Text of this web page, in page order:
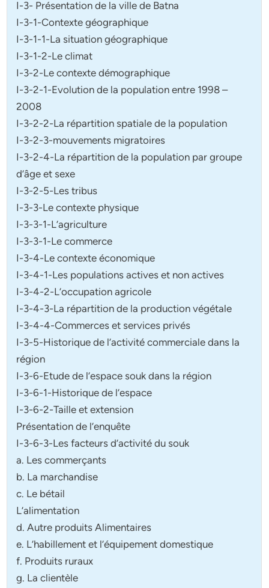
I-3- Présentation de la ville de Batna
I-3-1-Contexte géographique
I-3-1-1-La situation géographique
I-3-1-2-Le climat
I-3-2-Le contexte démographique
I-3-2-1-Evolution de la population entre 1998 –
2008
I-3-2-2-La répartition spatiale de la population
I-3-2-3-mouvements migratoires
I-3-2-4-La répartition de la population par groupe
d’âge et sexe
I-3-2-5-Les tribus
I-3-3-Le contexte physique
I-3-3-1-L’agriculture
I-3-3-1-Le commerce
I-3-4-Le contexte économique
I-3-4-1-Les populations actives et non actives
I-3-4-2-L’occupation agricole
I-3-4-3-La répartition de la production végétale
I-3-4-4-Commerces et services privés
I-3-5-Historique de l’activité commerciale dans la
région
I-3-6-Etude de l’espace souk dans la région
I-3-6-1-Historique de l’espace
I-3-6-2-Taille et extension
Présentation de l’enquête
I-3-6-3-Les facteurs d’activité du souk
a. Les commerçants
b. La marchandise
c. Le bétail
L’alimentation
d. Autre produits Alimentaires
e. L’habillement et l’équipement domestique
f. Produits ruraux
g. La clientèle